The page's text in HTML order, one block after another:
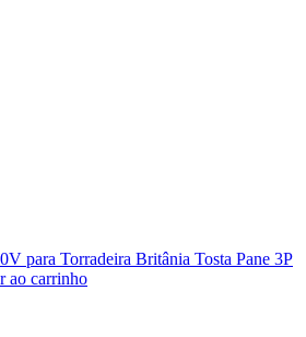
para Torradeira Britânia Tosta Pane 3P
ao carrinho